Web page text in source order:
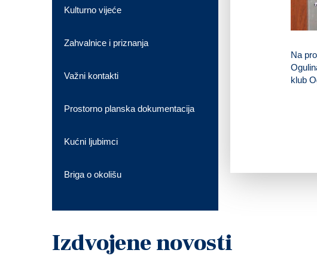
Na
klub
Kulturno vijeće
Zahvalnice i priznanja
Važni kontakti
Prostorno planska dokumentacija
Kućni ljubimci
Briga o okolišu
Izdvojene novosti